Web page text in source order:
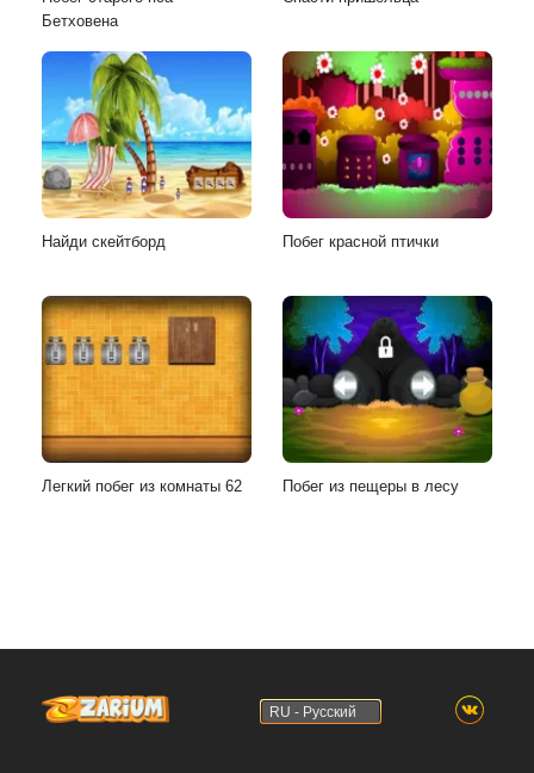
Бетховена
Найди скейтборд Побег красной птички
Легкий побег из комнаты 62 Побег из пещеры в лесу
RU - Русский